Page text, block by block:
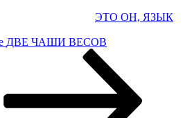
ЭТО ОН, ЯЗЫК
ДВЕ ЧАШИ ВЕСОВ